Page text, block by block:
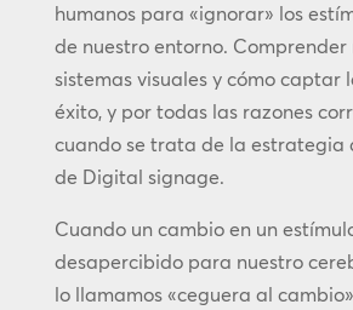
humanos para «ignorar» los
de nuestro entorno. Comprender
sistemas visuales y cómo captar
éxito, y por todas las razones
cuando se trata de la estrategia
de Digital signage.
Cuando un cambio en un
desapercibido para nuestro
lo llamamos «ceguera al